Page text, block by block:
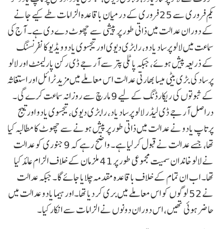
یکم فروری سے 25 فروری کے درمیان باقاعدہ الزامات طے کیے جانے
کے دوران عدالت میں ذاتی طور پر پیشی سے چھوٹ دے دی ہے۔ آج کی
سماعت میں لالو پرساد یادو، رابڑی دیوی اور تیجسوی یادو ویڈیو کانفرنسنگ
کے ذریعہ پیش ہوئے، جبکہ پاٹلی پتر سے آر جے ڈی رکن پارلیمنٹ اور لالو
پرساد کی بڑی بیٹی میسا بھارتی عدالت اس معاملے میں مزید ٹرائل اور استغاثہ
کے ثبوتوں کی ریکارڈنگ کے لیے 9 مارچ سے روزانہ سماعت کرے گی۔
دراصل آر جے ڈی لیڈر لالو پرساد یاد، رابڑی دیوی، تیجسوی یادو اور تیج
پرتاپ یادو نے عدالت میں ذاتی طور پر پیش ہونے سے چھوٹ کا مطالبہ کیا
تھا، جسے عدالت نے قبول کر لیا ہے۔ واضح رہے کہ 9 جنوری کو عدالت
نے لالو خاندان سمیت مجموعی طور پر 41 ملزمان کے خلاف الزام عائد کیا
تھا۔ اب ان تمام کے خلاف باقاعدہ مقدمہ چلایا جائے گا۔ جبکہ عدالت
نے 52 لوگوں کو اس معاملے میں بری کر دیا تھا۔اور ہیما یادو عدالت میں
حاضر ہوئی تھیں، اس دوران دونوں نے الزامات سے انکار کیا۔